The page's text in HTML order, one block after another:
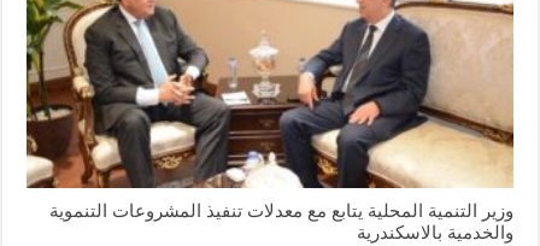
وزير التنمية المحلية يتابع مع معدلات تنفيذ المشروعات التنموية
والخدمية بالاسكندرية